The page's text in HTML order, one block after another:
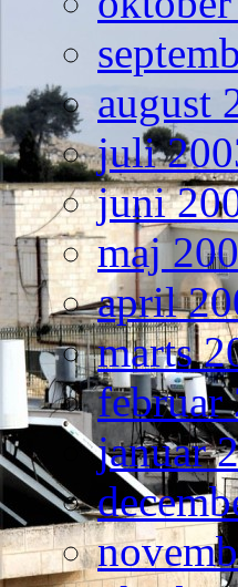
august
juli
juni
maj
april
marts
februar
januar